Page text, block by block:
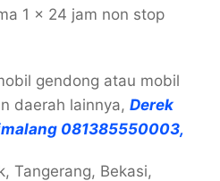
1 x 24 jam non stop
gendong atau mobil
daerah lainnya, Derek
081385550003,
Tangerang, Bekasi,